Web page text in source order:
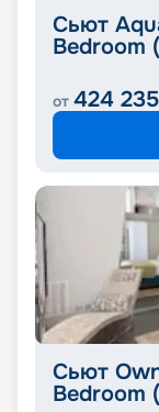
Сьют
Bedroom
от 424 235
Сьют
Bedroom